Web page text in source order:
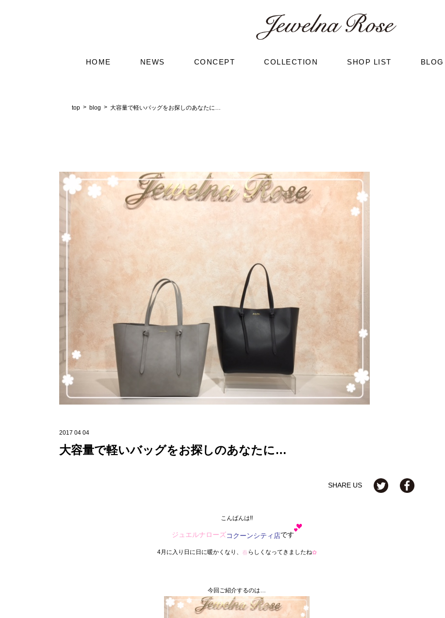
HOME NEWS CONCEPT COLLECTION SHOP LIST BLOG
top blog 大容量で軽いバッグをお探しのあなたに…
2017 04 04
大容量で軽いバッグをお探しのあなたに…
SHARE US
こんばんは!!
ジュエルナローズコクーンシティ店です
4月に入り日に日に暖かくなり、 春 らしくなってきましたね✿
今回ご紹介するのは…